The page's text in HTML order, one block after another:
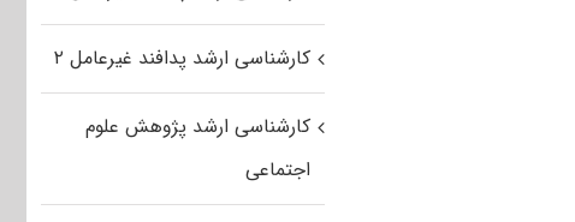
کارشناسی ارشد پدافند غیرعامل ۲
کارشناسی ارشد پژوهش علوم
اجتماعی